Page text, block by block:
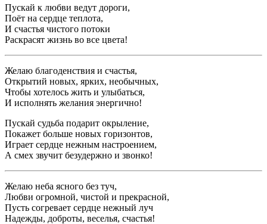
Пускай к любви ведут дороги,
Поёт на сердце теплота,
И счастья чистого потоки
Раскрасят жизнь во все цвета!
Желаю благоденствия и счастья,
Открытий новых, ярких, необычных,
Чтобы хотелось жить и улыбаться,
И исполнять желания энергично!
Пускай судьба подарит окрыление,
Покажет больше новых горизонтов,
Играет сердце нежным настроением,
А смех звучит безудержно и звонко!
Желаю неба ясного без туч,
Любви огромной, чистой и прекрасной,
Пусть согревает сердце нежный луч
Надежды, доброты, веселья, счастья!